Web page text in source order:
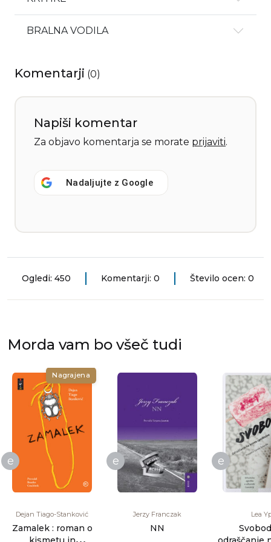
BRALNA VODILA
Komentarji (0)
Napiši komentar
Za objavo komentarja se morate prijaviti.
Nadaljujte z Google
Ogledi: 450 Komentarji: 0 Število ocen: 0
Morda vam bo všeč tudi
Nagrajena
e
Dejan Tiago-Stanković
Zamalek : roman o
e
Jerzy Franczak
NN
e
Lea